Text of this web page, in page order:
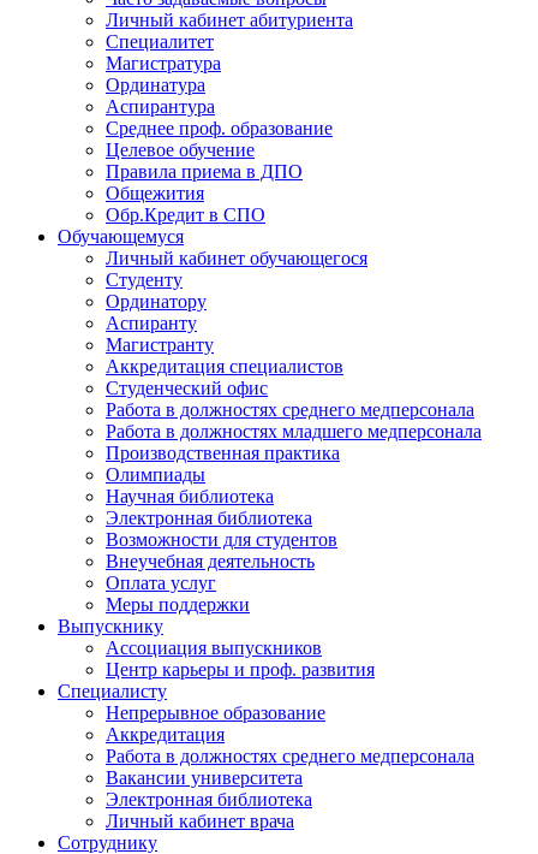
Личный кабинет абитуриента
Специалитет
Магистратура
Ординатура
Аспирантура
Среднее проф. образование
Целевое обучение
Правила приема в ДПО
Общежития
Обр.Кредит в СПО
Обучающемуся
Личный кабинет обучающегося
Студенту
Ординатору
Аспиранту
Магистранту
Аккредитация специалистов
Студенческий офис
Работа в должностях среднего медперсонала
Работа в должностях младшего медперсонала
Производственная практика
Олимпиады
Научная библиотека
Электронная библиотека
Возможности для студентов
Внеучебная деятельность
Оплата услуг
Меры поддержки
Выпускнику
Ассоциация выпускников
Центр карьеры и проф. развития
Специалисту
Непрерывное образование
Аккредитация
Работа в должностях среднего медперсонала
Вакансии университета
Электронная библиотека
Личный кабинет врача
Сотруднику